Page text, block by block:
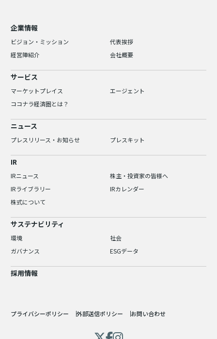
企業情報
ビジョン・ミッション
代表挨拶
経営陣紹介
会社概要
サービス
マーケットプレイス
エージェント
ココナラ経済圏とは？
ニュース
プレスリリース・お知らせ プレスキット
IR
IRニュース
株主・投資家の皆様へ
IRライブラリー
IRカレンダー
株式について
サステナビリティ
環境
社会
ガバナンス
ESGデータ
採用情報
プライバシーポリシー 外部送信ポリシー お問い合わせ